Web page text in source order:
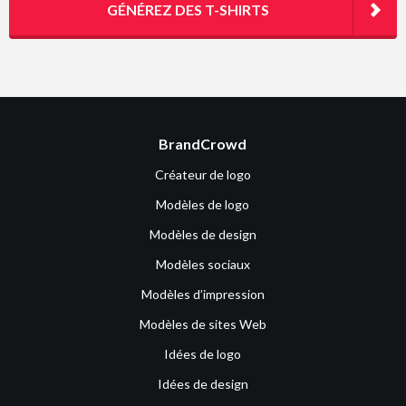
GÉNÉREZ DES T-SHIRTS
BrandCrowd
Créateur de logo
Modèles de logo
Modèles de design
Modèles sociaux
Modèles d’impression
Modèles de sites Web
Idées de logo
Idées de design